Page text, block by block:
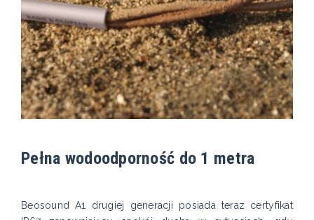
Pełna wodoodporność do 1 metra
Beosound A1 drugiej generacji posiada teraz certyfikat